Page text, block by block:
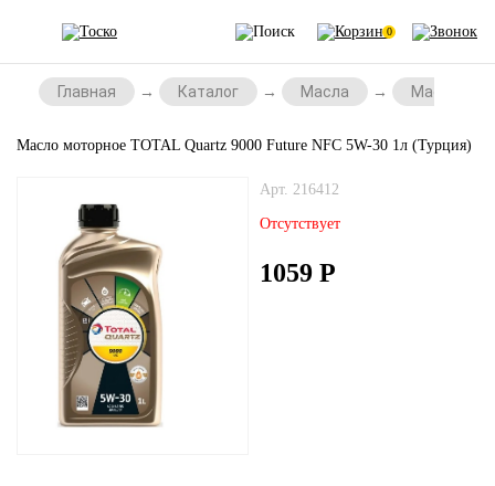
0
Главная Каталог Масла Масла для
Масло моторное TOTAL Quartz 9000 Future NFC 5W-30 1л (Турция)
Арт. 216412
Отсутствует
1059 Р